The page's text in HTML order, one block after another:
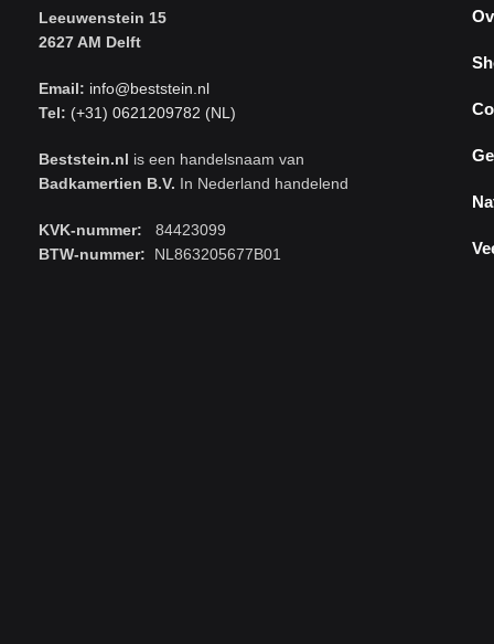
Leeuwenstein 15
2627 AM Delft
Email: info@beststein.nl
Tel: (+31) 0621209782 (NL)
Beststein.nl is een handelsnaam van
Badkamertien B.V. In Nederland handelend
KVK-nummer: 84423099
BTW-nummer: NL863205677B01